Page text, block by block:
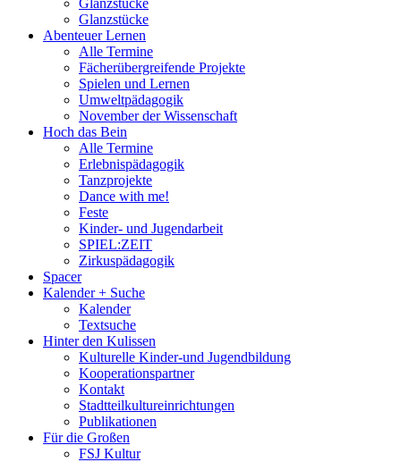
Glanzstücke
Glanzstücke
Abenteuer Lernen
Alle Termine
Fächerübergreifende Projekte
Spielen und Lernen
Umweltpädagogik
November der Wissenschaft
Hoch das Bein
Alle Termine
Erlebnispädagogik
Tanzprojekte
Dance with me!
Feste
Kinder- und Jugendarbeit
SPIEL:ZEIT
Zirkuspädagogik
Spacer
Kalender + Suche
Kalender
Textsuche
Hinter den Kulissen
Kulturelle Kinder-und Jugendbildung
Kooperationspartner
Kontakt
Stadtteilkultureinrichtungen
Publikationen
Für die Großen
FSJ Kultur